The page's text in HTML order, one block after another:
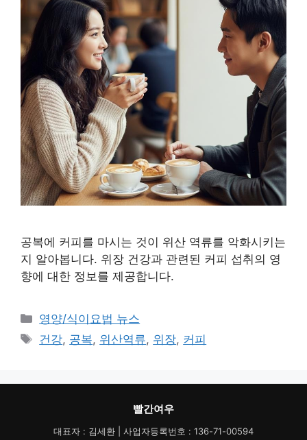
공복에 커피를 마시는 것이 위산 역류를 악화시키는
지 알아봅니다. 위장 건강과 관련된 커피 섭취의 영
향에 대한 정보를 제공합니다.
카
테
영양/식이요법 뉴스
태
건강, 공복, 위산역류, 위장, 커피
빨간여우
대표자 : 김세환 | 사업자등록번호 : 136-71-00594